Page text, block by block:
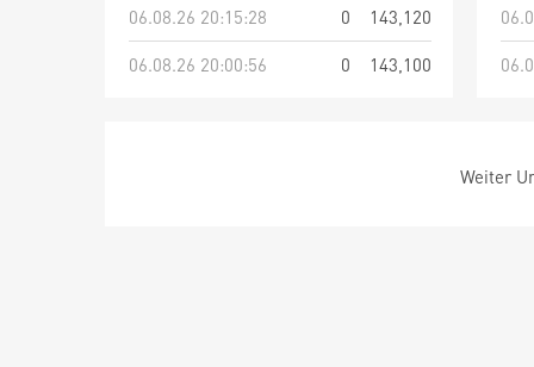
06.08.26 20:15:28
0
143,120
06.08.26 20:00:56
0 143,100
Weiter